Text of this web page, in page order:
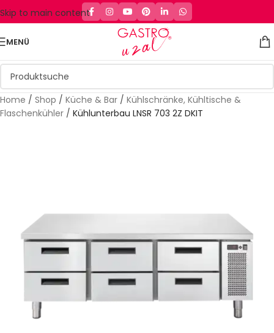
Skip to main content
MENÜ
Home / Shop / Küche & Bar / Kühlschränke, Kühltische &
Flaschenkühler / Kühlunterbau LNSR 703 2Z DKIT